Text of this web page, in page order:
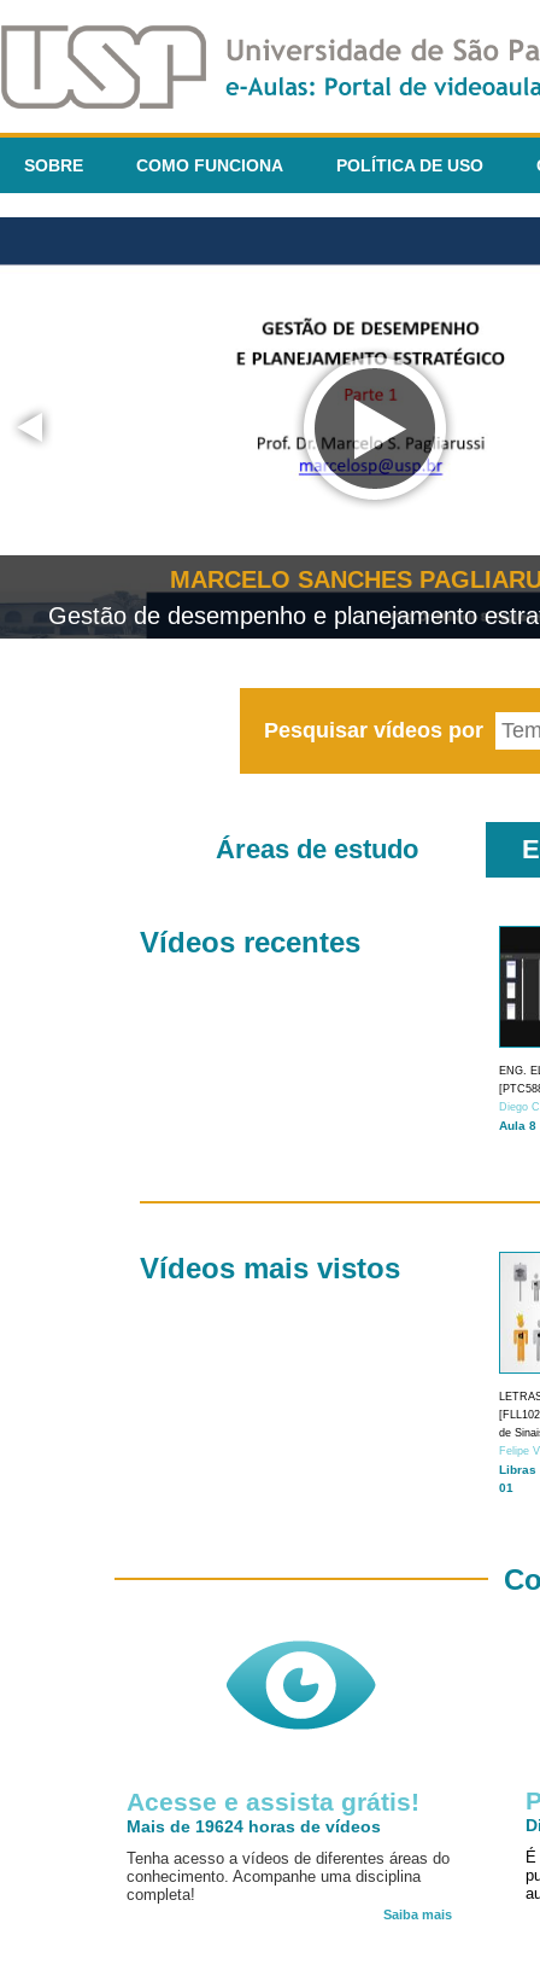
SOBRE COMO FUNCIONA POLÍTICA DE USO
MARCELO SANCHES
Gestão de desempenho e planejamento
Pesquisar vídeos por
Áreas de estudo
Vídeos recentes
ENG.
Diego
Aula 8
Vídeos mais vistos
de
Felipe
Libras
01
Acesse e assista grátis!
Mais de 19624 horas de vídeos
Tenha acesso a vídeos de diferentes áreas do
conhecimento. Acompanhe uma disciplina
completa!
Saiba mais